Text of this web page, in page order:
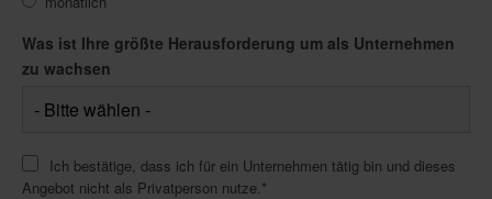
Was ist Ihre größte Herausforderung um als Unternehmen
zu wachsen
Ich bestätige, dass ich für ein Unternehmen tätig bin und dieses
Angebot nicht als Privatperson nutze. *